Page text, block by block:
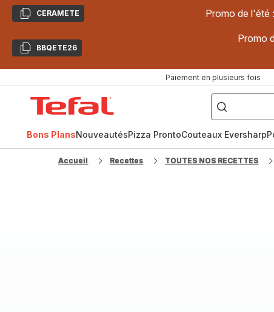
CopierCERAMETE Promo de l'été
CopierBBQETE26
Promo
Paiement en plusieurs fois
["Poêles
inox,
Cake
Factory,
Bons PlansNouveautésPizza ProntoCouteaux Eversharp
Accueil Recettes TOUTES NOS RECETTES